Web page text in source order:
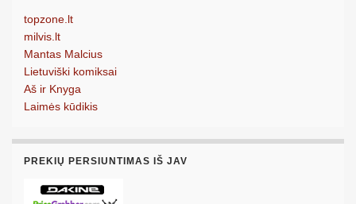
topzone.lt
milvis.lt
Mantas Malcius
Lietuviški komiksai
Aš ir Knyga
Laimės kūdikis
PREKIŲ PERSIUNTIMAS IŠ JAV